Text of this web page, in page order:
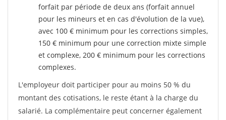
forfait par période de deux ans (forfait annuel
pour les mineurs et en cas d'évolution de la vue),
avec 100 € minimum pour les corrections simples,
150 € minimum pour une correction mixte simple
et complexe, 200 € minimum pour les corrections
complexes.
L'employeur doit participer pour au moins 50 % du
montant des cotisations, le reste étant à la charge du
salarié. La complémentaire peut concerner également